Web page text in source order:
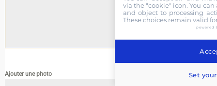
0 / 180
Ajouter une photo
via the "cookie" icon. You
and object to processing
These choices remain valid
powered
Set